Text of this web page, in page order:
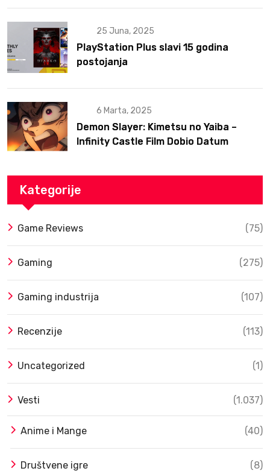
25 Juna, 2025
PlayStation Plus slavi 15 godina
postojanja
6 Marta, 2025
Demon Slayer: Kimetsu no Yaiba –
Infinity Castle Film Dobio Datum
Kategorije
Game Reviews (75)
Gaming (275)
Gaming industrija (107)
Recenzije (113)
Uncategorized (1)
Vesti (1.037)
Anime i Mange (40)
Društvene igre (8)